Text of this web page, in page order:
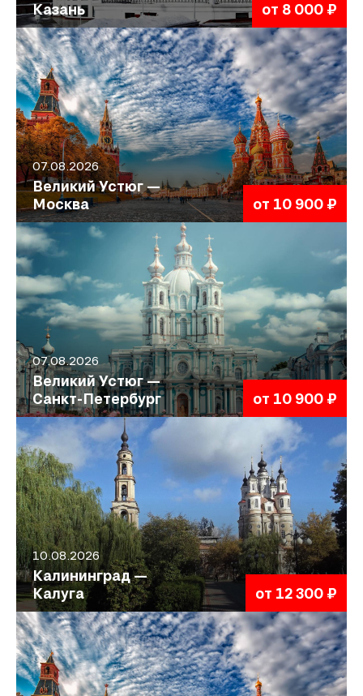
Казань
от 8 000 ₽
07.08.2026
Великий Устюг —
Москва
от 10 900 ₽
07.08.2026
Великий Устюг —
Санкт-Петербург
от 10 900 ₽
10.08.2026
Калининград —
Калуга
от 12 300 ₽